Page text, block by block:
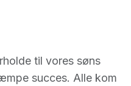
til vores søns
succes. Alle kom